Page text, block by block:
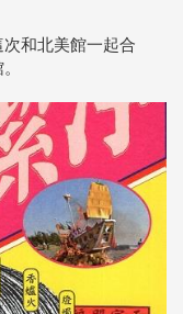
和北美館一起合